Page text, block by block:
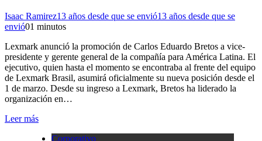
Isaac Ramirez13 años desde que se envió13 años desde que se
envió01 minutos
Lexmark anunció la promoción de Carlos Eduardo Bretos a vice-
presidente y gerente general de la compañía para América Latina. El
ejecutivo, quien hasta el momento se encontraba al frente del equipo
de Lexmark Brasil, asumirá oficialmente su nueva posición desde el
1 de marzo. Desde su ingreso a Lexmark, Bretos ha liderado la
organización en…
Leer más
Corporativo